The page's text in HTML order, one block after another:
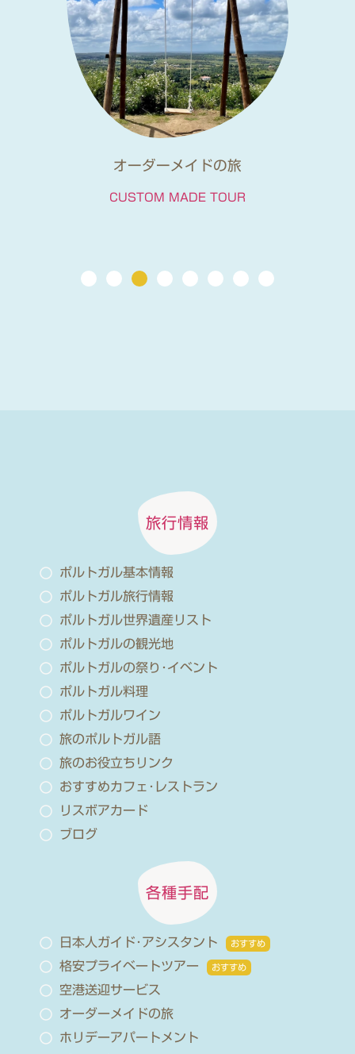
日本人ガイドと電車で行くツアー
TRAIN TOUR
旅行情報
ポルトガル基本情報
ポルトガル旅行情報
ポルトガル世界遺産リスト
ポルトガルの観光地
ポルトガルの祭り･イベント
ポルトガル料理
ポルトガルワイン
旅のポルトガル語
旅のお役立ちリンク
おすすめカフェ･レストラン
リスボアカード
ブログ
各種手配
日本人ガイド･アシスタント おすすめ
格安プライベートツアー おすすめ
空港送迎サービス
オーダーメイドの旅
ホリデーアパートメント